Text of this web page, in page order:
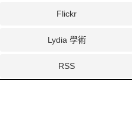
Flickr
Lydia 學術
RSS